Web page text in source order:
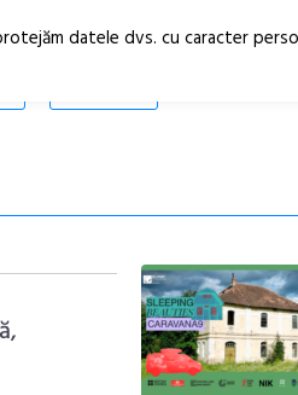
datele dvs. cu caracter